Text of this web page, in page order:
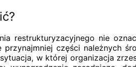
restrukturyzacyjnego nie
części należnych
w której organizacja